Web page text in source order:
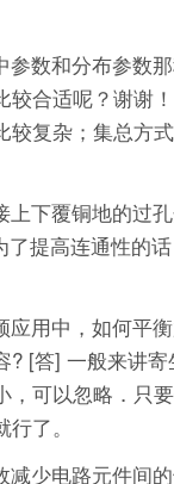
参数和分布参数
合适呢？谢谢！
较复杂；集总方
下覆铜地的过
了提高连通性的
应用中，如何平
? [答] 一般来讲
，可以忽略．只
了。
减少电路元件间